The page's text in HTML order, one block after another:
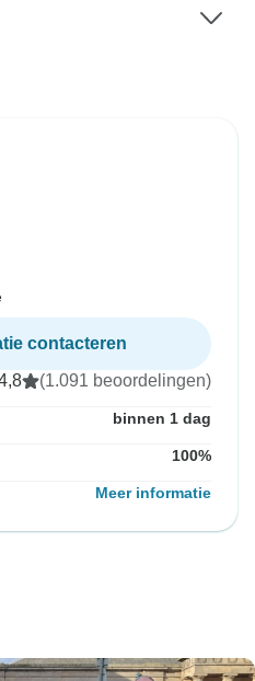
contacteren
(1.091 beoordelingen)
binnen 1 dag
100%
Meer informatie